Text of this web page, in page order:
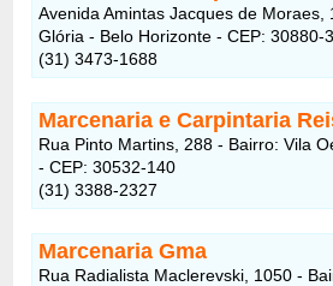
Avenida Amintas Jacques de Moraes,
Glória - Belo Horizonte - CEP: 30880-
(31) 3473-1688
Marcenaria e Carpintaria
Rua Pinto Martins, 288 - Bairro: Vila
- CEP: 30532-140
(31) 3388-2327
Marcenaria Gma
Rua Radialista Maclerevski, 1050 -